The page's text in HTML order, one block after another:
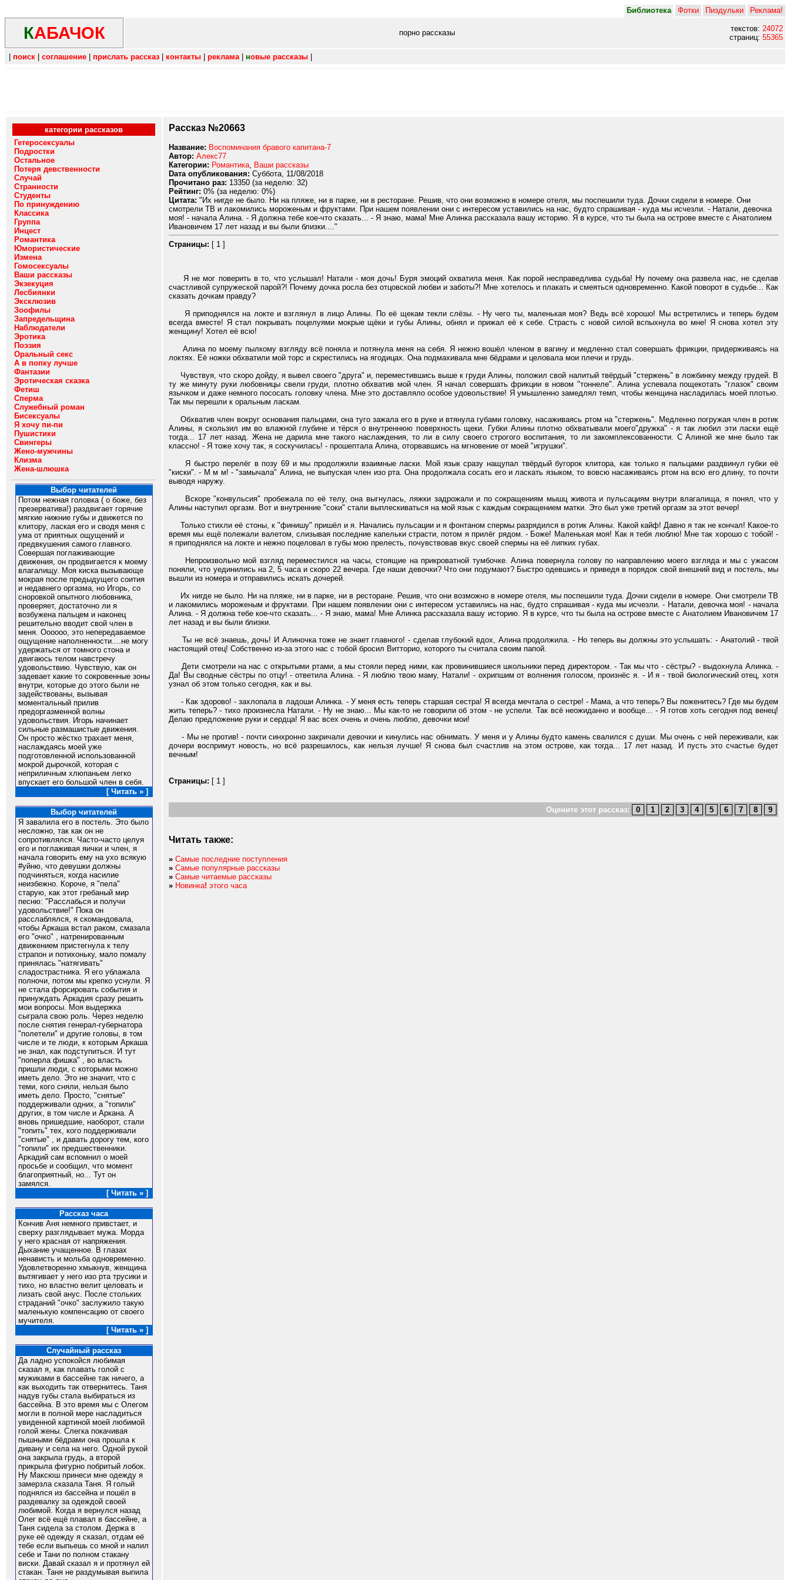
Библиотека Фотки Пиздульки Реклама!
КАБАЧОК порно рассказы текстов: 24072
страниц: 55365
поиск соглашение прислать рассказ контакты реклама| новые рассказы
категории рассказов
Гетеросексуалы
Подростки
Остальное
Потеря девственности
Случай
Странности
Студенты
По принуждению
Классика
Группа
Инцест
Романтика
Юмористические
Измена
Гомосексуалы
Ваши рассказы
Экзекуция
Лесбиянки
Эксклюзив
Зоофилы
Запредельщина
Наблюдатели
Эротика
Поэзия
Оральный секс
А в попку лучше
Фантазии
Эротическая сказка
Фетиш
Сперма
Служебный роман
Бисексуалы
Я хочу пи-пи
Пушистики
Свингеры
Жено-мужчины
Клизма
Жена-шлюшка
Выбор читателей
Потом нежная головка ( о боже, без
презерватива!) раздвигает горячие
мягкие нижние губы и движется по
клитору, лаская его и сводя меня с
ума от приятных ощущений и
предвкушения самого главного.
Совершая поглаживающие
движения, он продвигается к моему
влагалищу. Моя киска вызывающе
мокрая после предыдущего соития
и недавнего оргазма, но Игорь, со
сноровкой опытного любовника,
проверяет, достаточно ли я
возбужена пальцем и наконец
решительно вводит свой член в
меня. Оооооо, это непередаваемое
ощущение наполненности....не могу
удержаться от томного стона и
двигаюсь телом навстречу
удовольствию. Чувствую, как он
задевает какие то сокровенные зоны
внутри, которые до этого были не
задействованы, вызывая
моментальный прилив
предоргазменной волны
удовольствия. Игорь начинает
сильные размашистые движения.
Он просто жёстко трахает меня,
наслаждаясь моей уже
подготовленной использованной
мокрой дырочкой, которая с
неприличным хлюпаньем легко
впускает его большой член в себя.
[ Читать » ]
Выбор читателей
Я завалила его в постель. Это было
несложно, так как он не
сопротивлялся. Часто-часто целуя
его и поглаживая яички и член, я
начала говорить ему на ухо всякую
#уйню, что девушки должны
подчиняться, когда насилие
неизбежно. Короче, я "пела"
старую, как этот гребаный мир
песню: "Расслабься и получи
удовольствие!" Пока он
расслаблялся, я скомандовала,
чтобы Аркаша встал раком, смазала
его "очко" , натренированным
движением пристегнула к телу
страпон и потихоньку, мало помалу
принялась "натягивать"
сладострастника. Я его ублажала
полночи, потом мы крепко уснули. Я
не стала форсировать события и
принуждать Аркадия сразу решить
мои вопросы. Моя выдержка
сыграла свою роль. Через неделю
после снятия генерал-губернатора
"полетели" и другие головы, в том
числе и те люди, к которым Аркаша
не знал, как подступиться. И тут
"поперла фишка" , во власть
пришли люди, с которыми можно
иметь дело. Это не значит, что с
теми, кого сняли, нельзя было
иметь дело. Просто, "снятые"
поддерживали одних, а "топили"
других, в том числе и Аркана. А
вновь пришедшие, наоборот, стали
"топить" тех, кого поддерживали
"снятые" , и давать дорогу тем, кого
"топили" их предшественники.
Аркадий сам вспомнил о моей
просьбе и сообщил, что момент
благоприятный, но... Тут он
замялся.
[ Читать » ]
Рассказ часа
Кончив Аня немного привстает, и
сверху разглядывает мужа. Морда
у него красная от напряжения.
Дыхание учащенное. В глазах
ненависть и мольба одновременно.
Удовлетворенно хмыкнув, женщина
вытягивает у него изо рта трусики и
тихо, но властно велит целовать и
лизать свой анус. После стольких
страданий "очко" заслужило такую
маленькую компенсацию от своего
мучителя.
[ Читать » ]
Случайный рассказ
Да ладно успокойся любимая
сказал я, как плавать голой с
мужиками в бассейне так ничего, а
как выходить так отвернитесь. Таня
надув губы стала выбираться из
бассейна. В это время мы с Олегом
могли в полной мере насладиться
увиденной картиной моей любимой
голой жены. Слегка покачивая
пышными бёдрами она прошла к
дивану и села на него. Одной рукой
она закрыла грудь, а второй
прикрыла фигурно побритый лобок.
Ну Максюш принеси мне одежду я
замерзла сказала Таня. Я голый
поднялся из бассейна и пошёл в
раздевалку за одеждой своей
любимой. Когда я вернулся назад
Олег всё ещё плавал в бассейне, а
Таня сидела за столом. Держа в
руке её одежду я сказал, отдам её
тебе если выпьешь со мной и налил
себе и Тани по полном стакану
виски. Давай сказал я и протянул ей
стакан. Таня не раздумывая выпила
Рассказ №20663
Название: Воспоминания бравого капитана-7
Автор: Алекс77
Категории: Романтика Ваши рассказы
Dата опубликования: Суббота, 11/08/2018
Прочитано раз: 13350 (за неделю: 32)
Рейтинг: 0% (за неделю: 0%)
Цитата: "Их нигде не было. Ни на пляже, ни в парке, ни в ресторане. Решив, что они возможно в номере отеля, мы поспешили туда. Дочки сидели в номере. Они
смотрели ТВ и лакомились мороженым и фруктами. При нашем появлении они с интересом уставились на нас, будто спрашивая - куда мы исчезли. - Натали, девочка
моя! - начала Алина. - Я должна тебе кое-что сказать... - Я знаю, мама! Мне Алинка рассказала вашу историю. Я в курсе, что ты была на острове вместе с Анатолием
Ивановичем 17 лет назад и вы были близки...."
Страницы: [ 1 ]
Я не мог поверить в то, что услышал! Натали - моя дочь! Буря эмоций охватила меня. Как порой несправедлива судьба! Ну почему она развела нас, не сделав
счастливой супружеской парой?! Почему дочка росла без отцовской любви и заботы?! Мне хотелось и плакать и смеяться одновременно. Какой поворот в судьбе... Как
сказать дочкам правду?
Я приподнялся на локте и взглянул в лицо Алины. По её щекам текли слёзы. - Ну чего ты, маленькая моя? Ведь всё хорошо! Мы встретились и теперь будем
всегда вместе! Я стал покрывать поцелуями мокрые щёки и губы Алины, обнял и прижал её к себе. Страсть с новой силой вспыхнула во мне! Я снова хотел эту
женщину! Хотел её всю!
Алина по моему пылкому взгляду всё поняла и потянула меня на себя. Я нежно вошёл членом в вагину и медленно стал совершать фрикции, придерживаясь на
локтях. Её ножки обхватили мой торс и скрестились на ягодицах. Она подмахивала мне бёдрами и целовала мои плечи и грудь.
Чувствуя, что скоро дойду, я вывел своего "друга" и, переместившись выше к груди Алины, положил свой налитый твёрдый "стержень" в ложбинку между грудей. В
ту же минуту руки любовницы свели груди, плотно обхватив мой член. Я начал совершать фрикции в новом "тоннеле". Алина успевала пощекотать "глазок" своим
язычком и даже немного пососать головку члена. Мне это доставляло особое удовольствие! Я умышленно замедлял темп, чтобы женщина насладилась моей плотью.
Так мы перешли к оральным ласкам.
Обхватив член вокруг основания пальцами, она туго зажала его в руке и втянула губами головку, насаживаясь ртом на "стержень". Медленно погружая член в ротик
Алины, я скользил им во влажной глубине и тёрся о внутреннюю поверхность щеки. Губки Алины плотно обхватывали моего"дружка" - я так любил эти ласки ещё
тогда... 17 лет назад. Жена не дарила мне такого наслаждения, то ли в силу своего строгого воспитания, то ли закомплексованности. С Алиной же мне было так
классно! - Я тоже хочу так, я соскучилась! - прошептала Алина, оторвавшись на мгновение от моей "игрушки".
Я быстро перелёг в позу 69 и мы продолжили взаимные ласки. Мой язык сразу нащупал твёрдый бугорок клитора, как только я пальцами раздвинул губки её
"киски". - М м м! - "замычала" Алина, не выпуская член изо рта. Она продолжала сосать его и ласкать языком, то вовсю насаживаясь ртом на всю его длину, то почти
выводя наружу.
Вскоре "конвульсия" пробежала по её телу, она выгнулась, ляжки задрожали и по сокращениям мышц живота и пульсациям внутри влагалища, я понял, что у
Алины наступил оргазм. Вот и внутренние "соки" стали выплескиваться на мой язык с каждым сокращением матки. Это был уже третий оргазм за этот вечер!
Только стихли её стоны, к "финишу" пришёл и я. Начались пульсации и я фонтаном спермы разрядился в ротик Алины. Какой кайф! Давно я так не кончал! Какое-то
время мы ещё полежали валетом, слизывая последние капельки страсти, потом я прилёг рядом. - Боже! Маленькая моя! Как я тебя люблю! Мне так хорошо с тобой! -
я приподнялся на локте и нежно поцеловал в губы мою прелесть, почувствовав вкус своей спермы на её липких губах.
Непроизвольно мой взгляд переместился на часы, стоящие на прикроватной тумбочке. Алина повернула голову по направлению моего взгляда и мы с ужасом
поняли, что уединились на 2, 5 часа и скоро 22 вечера. Где наши девочки? Что они подумают? Быстро одевшись и приведя в порядок свой внешний вид и постель, мы
вышли из номера и отправились искать дочерей.
Их нигде не было. Ни на пляже, ни в парке, ни в ресторане. Решив, что они возможно в номере отеля, мы поспешили туда. Дочки сидели в номере. Они смотрели ТВ
и лакомились мороженым и фруктами. При нашем появлении они с интересом уставились на нас, будто спрашивая - куда мы исчезли. - Натали, девочка моя! - начала
Алина. - Я должна тебе кое-что сказать... - Я знаю, мама! Мне Алинка рассказала вашу историю. Я в курсе, что ты была на острове вместе с Анатолием Ивановичем 17
лет назад и вы были близки.
Ты не всё знаешь, дочь! И Алиночка тоже не знает главного! - сделав глубокий вдох, Алина продолжила. - Но теперь вы должны это услышать: - Анатолий - твой
настоящий отец! Собственно из-за этого нас с тобой бросил Витторио, которого ты считала своим папой.
Дети смотрели на нас с открытыми ртами, а мы стояли перед ними, как провинившиеся школьники перед директором. - Так мы что - сёстры? - выдохнула Алинка. -
Да! Вы сводные сёстры по отцу! - ответила Алина. - Я люблю твою маму, Натали! - охрипшим от волнения голосом, произнёс я. - И я - твой биологический отец, хотя
узнал об этом только сегодня, как и вы.
- Как здорово! - захлопала в ладоши Алинка. - У меня есть теперь старшая сестра! Я всегда мечтала о сестре! - Мама, а что теперь? Вы поженитесь? Где мы будем
жить теперь? - тихо произнесла Натали. - Ну не знаю... Мы как-то не говорили об этом - не успели. Так всё неожиданно и вообще... - Я готов хоть сегодня под венец!
Делаю предложение руки и сердца! Я вас всех очень и очень люблю, девочки мои!
- Мы не против! - почти синхронно закричали девочки и кинулись нас обнимать. У меня и у Алины будто камень свалился с души. Мы очень с ней переживали, как
дочери воспримут новость, но всё разрешилось, как нельзя лучше! Я снова был счастлив на этом острове, как тогда... 17 лет назад. И пусть это счастье будет
вечным!
Страницы: [ 1 ]
Оцените этот рассказ:
Читать также:
» Самые последние поступления
» Самые популярные рассказы
» Самые читаемые рассказы
» Новинка! этого часа